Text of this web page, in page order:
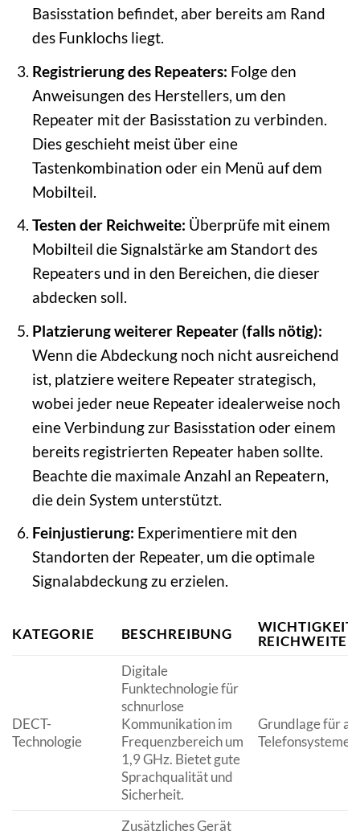
Basisstation befindet, aber bereits am Rand
des Funklochs liegt.
Registrierung des Repeaters: Folge den
Anweisungen des Herstellers, um den
Repeater mit der Basisstation zu verbinden.
Dies geschieht meist über eine
Tastenkombination oder ein Menü auf dem
Mobilteil.
Testen der Reichweite: Überprüfe mit einem
Mobilteil die Signalstärke am Standort des
Repeaters und in den Bereichen, die dieser
abdecken soll.
Platzierung weiterer Repeater (falls nötig):
Wenn die Abdeckung noch nicht ausreichend
ist, platziere weitere Repeater strategisch,
wobei jeder neue Repeater idealerweise noch
eine Verbindung zur Basisstation oder einem
bereits registrierten Repeater haben sollte.
Beachte die maximale Anzahl an Repeatern,
die dein System unterstützt.
Feinjustierung: Experimentiere mit den
Standorten der Repeater, um die optimale
Signalabdeckung zu erzielen.
KATEGORIE BESCHREIBUNG
WICHTIGKEIT
DECT-
Technologie
Digitale
Funktechnologie für
schnurlose
Kommunikation im
Frequenzbereich um
1,9 GHz. Bietet gute
Sprachqualität und
Sicherheit.
Grundlage für
Telefonsysteme
Zusätzliches Gerät